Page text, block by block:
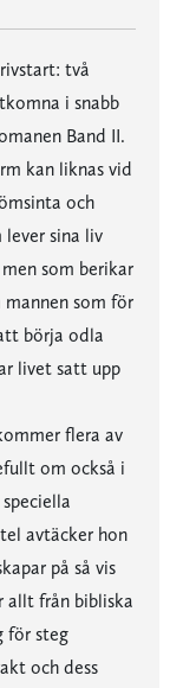
två
i snabb
Band II.
kan liknas vid
och
sina liv
som berikar
som för
börja odla
livet satt upp
flera av
om också i
avtäcker hon
på så vis
allt från bibliska
för steg
och dess